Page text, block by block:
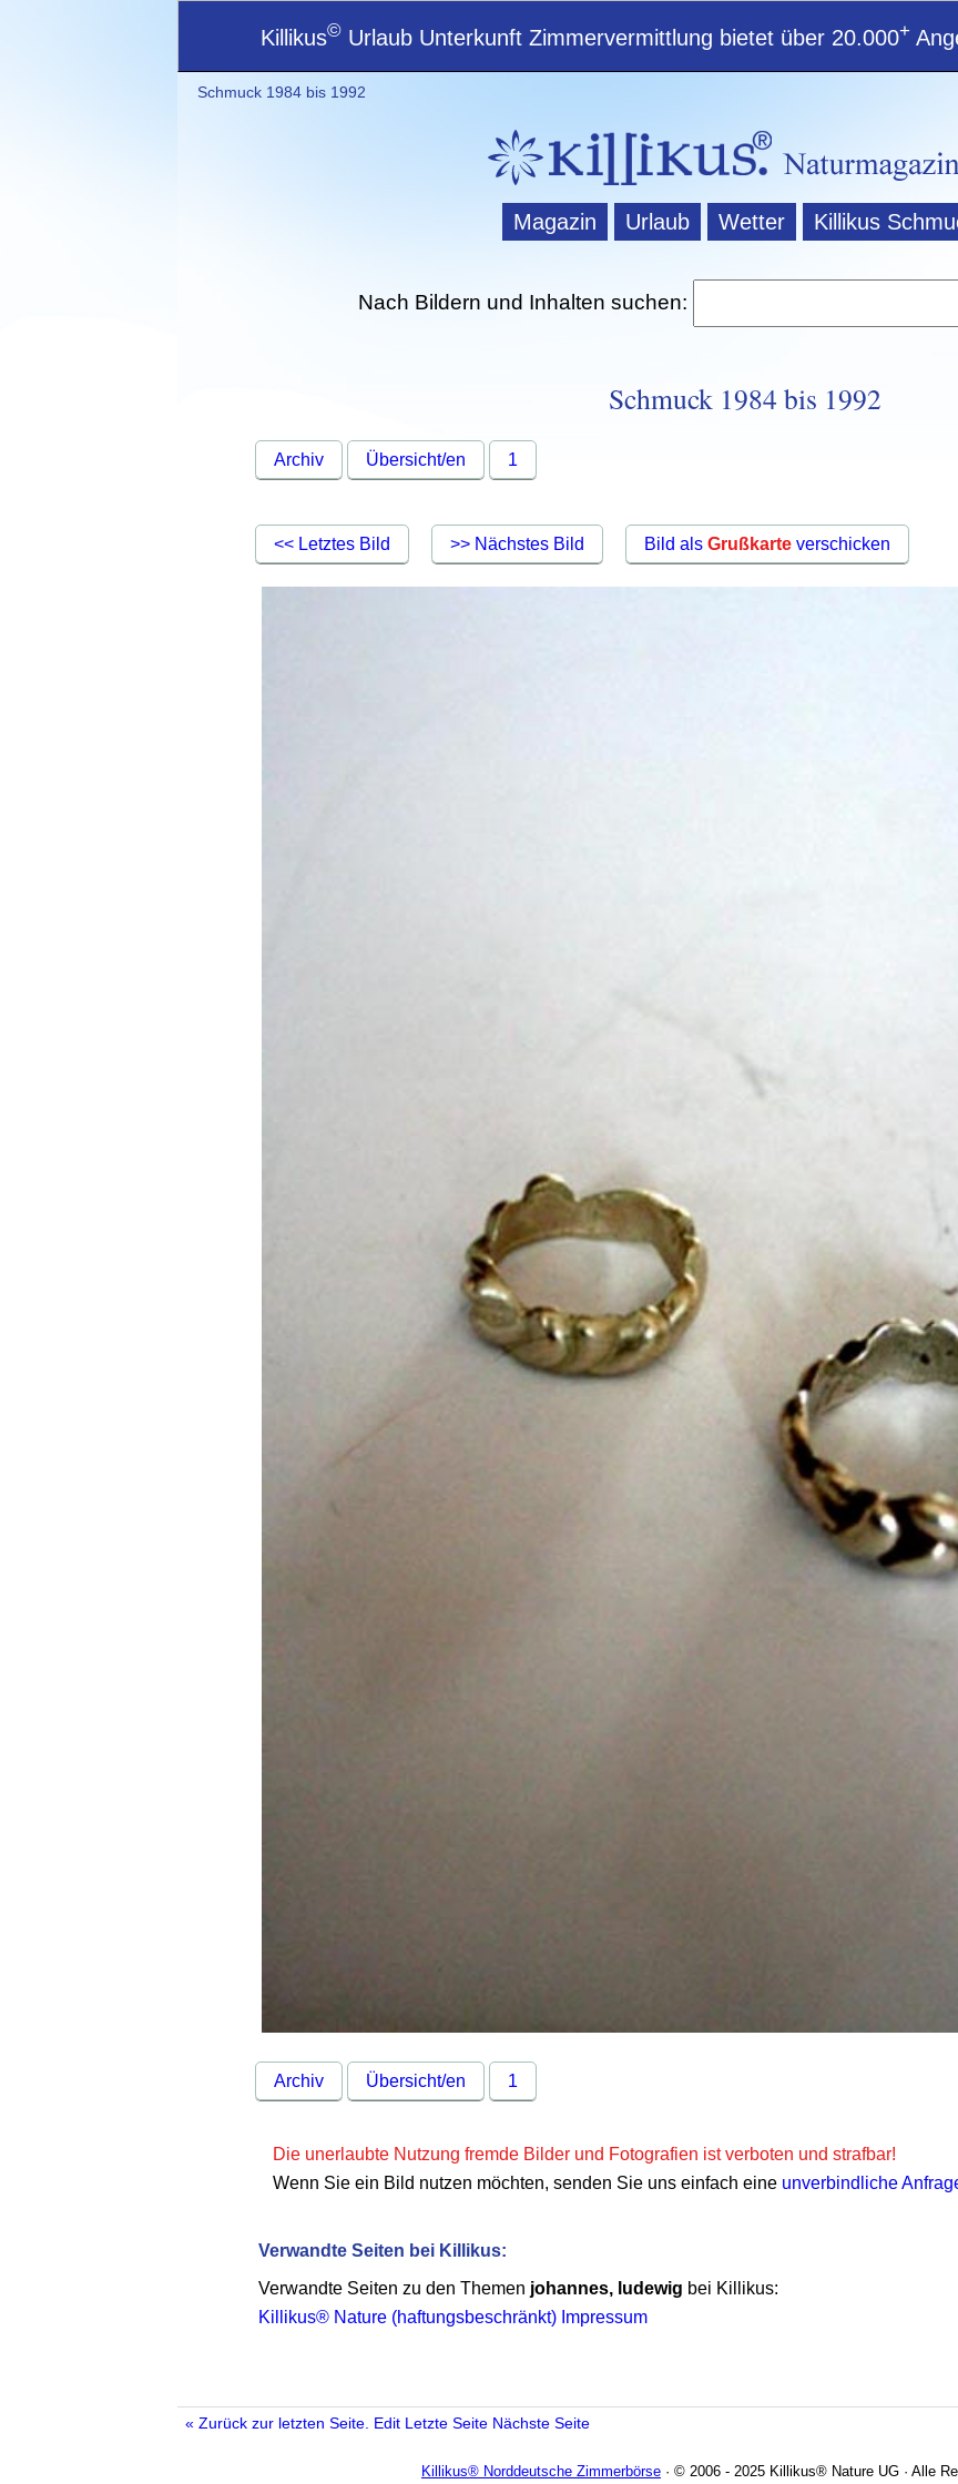
Killikus© Urlaub Unterkunft Zimmervermittlung bietet über 20.000+
Schmuck 1984 bis 1992
Magazin Urlaub Wetter Killikus
Nach Bildern und Inhalten suchen:
Schmuck 1984 bis 1992
Archiv Übersicht/en 1
<< Letztes Bild >> Nächstes Bild Bild als Grußkarteverschicken
Archiv Übersicht/en 1
Die unerlaubte Nutzung fremde Bilder und Fotografien ist verboten und strafbar!
Wenn Sie ein Bild nutzen möchten, senden Sie uns einfach eine unverbindliche
Verwandte Seiten bei Killikus:
Verwandte Seiten zu den Themen johannes, ludewig bei Killikus:
Killikus® Nature (haftungsbeschränkt) Impressum
« Zurück zur letzten Seite. Edit Letzte Seite Nächste Seite
Killikus® Norddeutsche Zimmerbörse · © 2006 - 2025 Killikus® Nature UG · Alle